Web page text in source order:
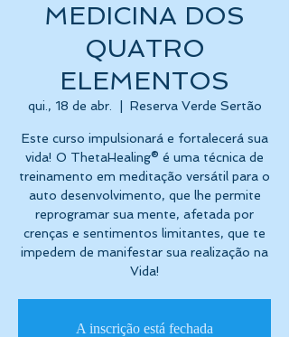
MEDICINA DOS
QUATRO
ELEMENTOS
qui., 18 de abr. Reserva Verde Sertão
Este curso impulsionará e fortalecerá sua
vida! O ThetaHealing® é uma técnica de
treinamento em meditação versátil para o
auto desenvolvimento, que lhe permite
reprogramar sua mente, afetada por
crenças e sentimentos limitantes, que te
impedem de manifestar sua realização na
Vida!
A inscrição está fechada